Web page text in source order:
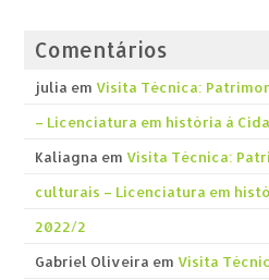
Comentários
julia em Visita Técnica:
– Licenciatura em história á
Kaliagna em Visita Técnica:
culturais – Licenciatura em
2022/2
Gabriel Oliveira em Visita